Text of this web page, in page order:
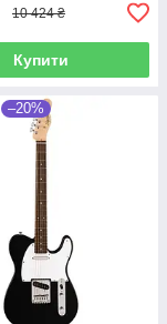
10 424 ₴
Купити
–20%